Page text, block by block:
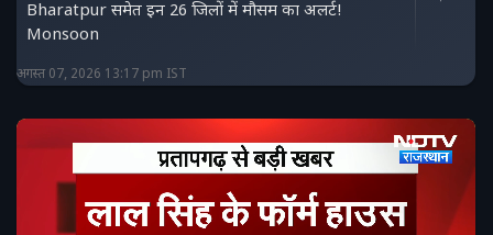
Bharatpur समेत इन 26 जिलों में मौसम का अलर्ट!
Monsoon
अगस्त 07, 2026 13:17 pm IST